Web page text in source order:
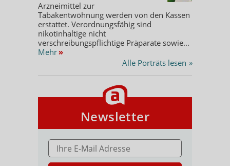
Arzneimittel zur
Tabakentwöhnung werden von den Kassen
erstattet. Verordnungsfähig sind
nikotinhaltige nicht
verschreibungspflichtige Präparate sowie...
Mehr »
Alle Porträts lesen »
Newsletter
E-MAIL ADRESSE